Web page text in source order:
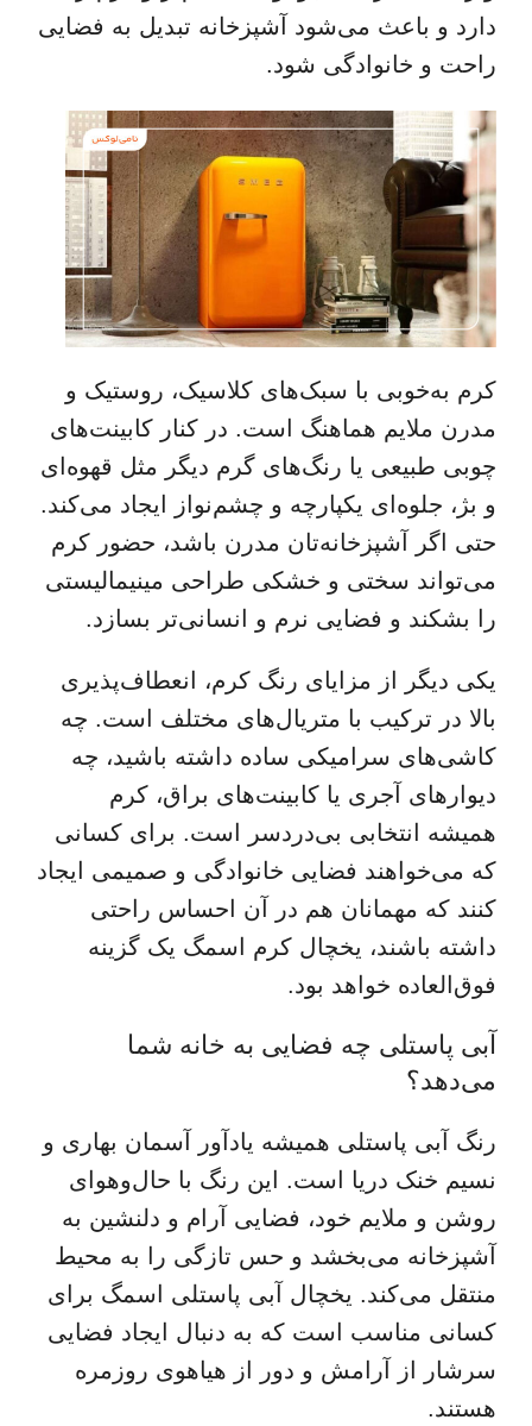
دارد و باعث می‌شود آشپزخانه تبدیل به فضایی
راحت و خانوادگی شود.
کرم به‌خوبی با سبک‌های کلاسیک، روستیک و
مدرن ملایم هماهنگ است. در کنار کابینت‌های
چوبی طبیعی یا رنگ‌های گرم دیگر مثل قهوه‌ای
و بژ، جلوه‌ای یکپارچه و چشم‌نواز ایجاد می‌کند.
حتی اگر آشپزخانه‌تان مدرن باشد، حضور کرم
می‌تواند سختی و خشکی طراحی مینیمالیستی
را بشکند و فضایی نرم و انسانی‌تر بسازد.
یکی دیگر از مزایای رنگ کرم، انعطاف‌پذیری
بالا در ترکیب با متریال‌های مختلف است. چه
کاشی‌های سرامیکی ساده داشته باشید، چه
دیوارهای آجری یا کابینت‌های براق، کرم
همیشه انتخابی بی‌دردسر است. برای کسانی
که می‌خواهند فضایی خانوادگی و صمیمی ایجاد
کنند که مهمانان هم در آن احساس راحتی
داشته باشند، یخچال کرم اسمگ یک گزینه
فوق‌العاده خواهد بود.
آبی پاستلی چه فضایی به خانه شما
می‌دهد؟
رنگ آبی پاستلی همیشه یادآور آسمان بهاری و
نسیم خنک دریا است. این رنگ با حال‌وهوای
روشن و ملایم خود، فضایی آرام و دلنشین به
آشپزخانه می‌بخشد و حس تازگی را به محیط
منتقل می‌کند. یخچال آبی پاستلی اسمگ برای
کسانی مناسب است که به دنبال ایجاد فضایی
سرشار از آرامش و دور از هیاهوی روزمره
هستند.